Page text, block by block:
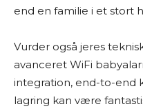
end en familie i et stort
Vurder også jeres
avanceret WiFi
integration, end-to-end
lagring kan være